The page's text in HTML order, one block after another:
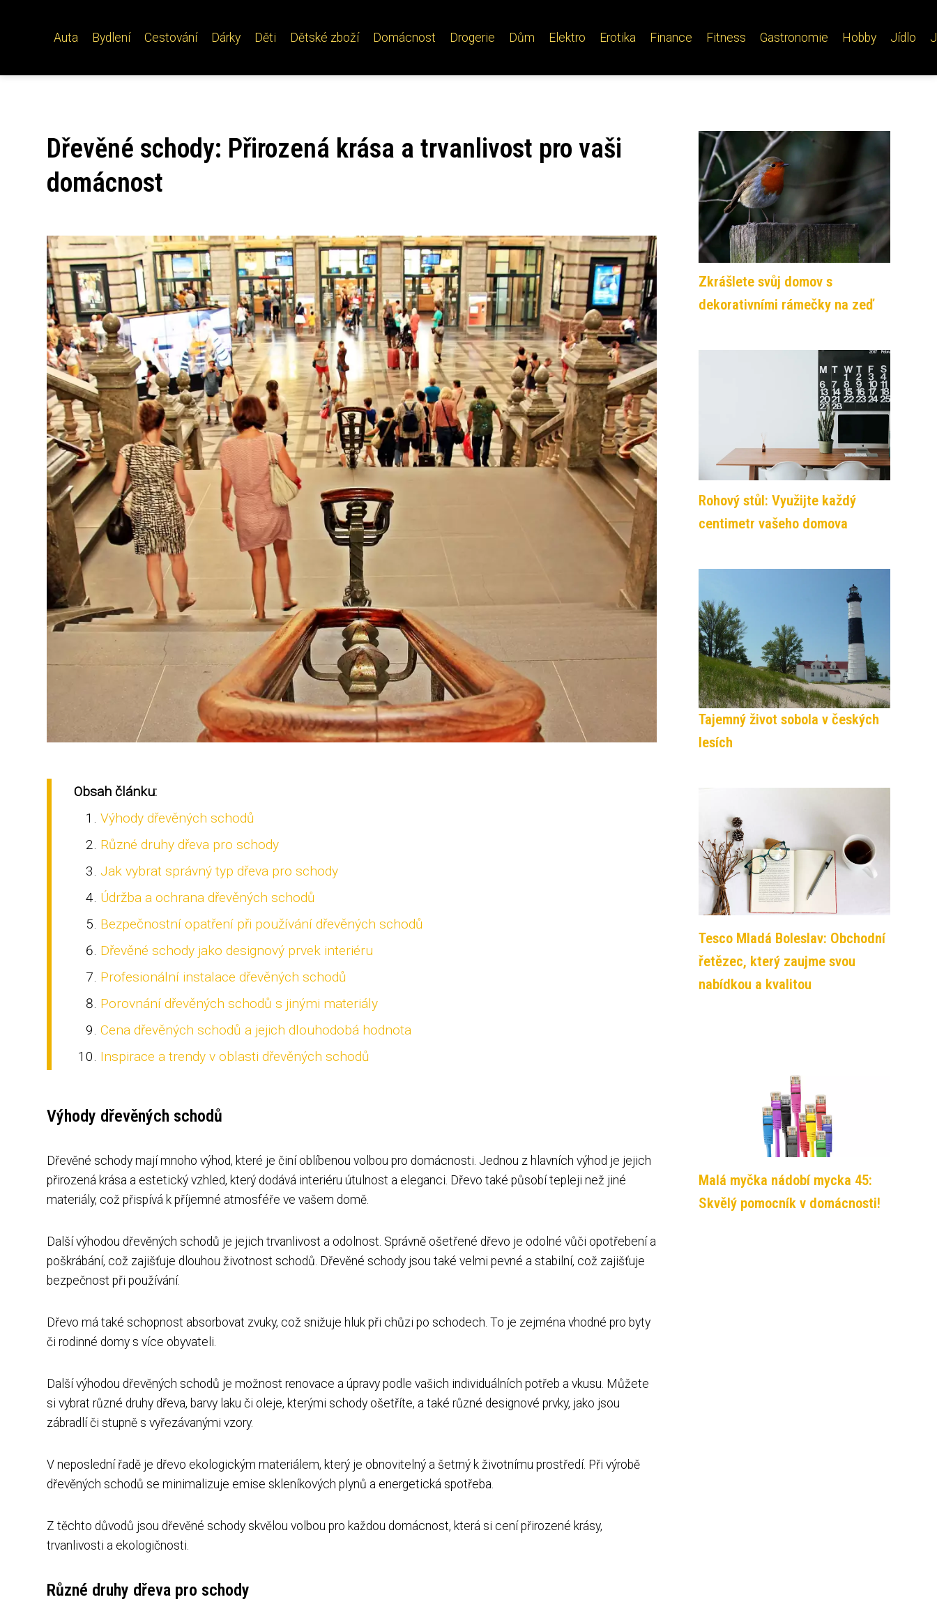
Auta Bydlení Cestování Dárky Děti Dětské zboží Domácnost Drogerie Dům Elektro Erotika Finance Fitness Gastronomie Hobby Jídlo
Dřevěné schody: Přirozená krása a trvanlivost pro vaši
domácnost
Obsah článku:
Výhody dřevěných schodů
Různé druhy dřeva pro schody
Jak vybrat správný typ dřeva pro schody
Údržba a ochrana dřevěných schodů
Bezpečnostní opatření při používání dřevěných schodů
Dřevěné schody jako designový prvek interiéru
Profesionální instalace dřevěných schodů
Porovnání dřevěných schodů s jinými materiály
Cena dřevěných schodů a jejich dlouhodobá hodnota
Inspirace a trendy v oblasti dřevěných schodů
Výhody dřevěných schodů
Dřevěné schody mají mnoho výhod, které je činí oblíbenou volbou pro domácnosti. Jednou z hlavních výhod je jejich
přirozená krása a estetický vzhled, který dodává interiéru útulnost a eleganci. Dřevo také působí tepleji než jiné
materiály, což přispívá k příjemné atmosféře ve vašem domě.
Další výhodou dřevěných schodů je jejich trvanlivost a odolnost. Správně ošetřené dřevo je odolné vůči opotřebení a
poškrábání, což zajišťuje dlouhou životnost schodů. Dřevěné schody jsou také velmi pevné a stabilní, což zajišťuje
bezpečnost při používání.
Dřevo má také schopnost absorbovat zvuky, což snižuje hluk při chůzi po schodech. To je zejména vhodné pro byty
či rodinné domy s více obyvateli.
Další výhodou dřevěných schodů je možnost renovace a úpravy podle vašich individuálních potřeb a vkusu. Můžete
si vybrat různé druhy dřeva, barvy laku či oleje, kterými schody ošetříte, a také různé designové prvky, jako jsou
zábradlí či stupně s vyřezávanými vzory.
V neposlední řadě je dřevo ekologickým materiálem, který je obnovitelný a šetrný k životnímu prostředí. Při výrobě
dřevěných schodů se minimalizuje emise skleníkových plynů a energetická spotřeba.
Z těchto důvodů jsou dřevěné schody skvělou volbou pro každou domácnost, která si cení přirozené krásy,
trvanlivosti a ekologičnosti.
Různé druhy dřeva pro schody
Zkrášlete svůj domov s
dekorativními rámečky na zeď
Rohový stůl: Využijte každý
centimetr vašeho domova
Tajemný život sobola v českých
lesích
Tesco Mladá Boleslav: Obchodní
řetězec, který zaujme svou
nabídkou a kvalitou
Malá myčka nádobí mycka 45:
Skvělý pomocník v domácnosti!